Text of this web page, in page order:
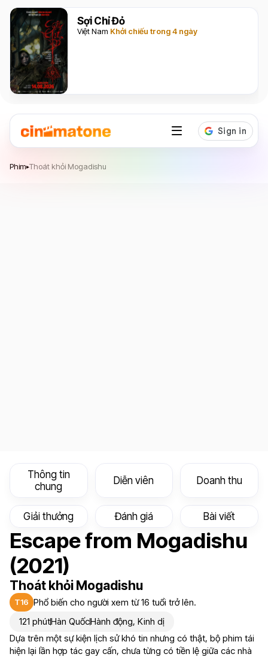
Sợi Chỉ Đỏ
Việt Nam Khởi chiếu trong 4 ngày
Phim▸Thoát khỏi Mogadishu
Thông tin
chung
Diễn viên Doanh thu
Giải thưởng Đánh giá Bài viết
Escape from Mogadishu
(2021)
Thoát khỏi Mogadishu
T16 Phổ biến cho người xem từ 16 tuổi trở lên.
121 phútHàn QuốcHành động, Kinh dị
Dựa trên một sự kiện lịch sử khó tin nhưng có thật, bộ phim tái
hiện lại lần hợp tác gay cấn, chưa từng có tiền lệ giữa các nhà